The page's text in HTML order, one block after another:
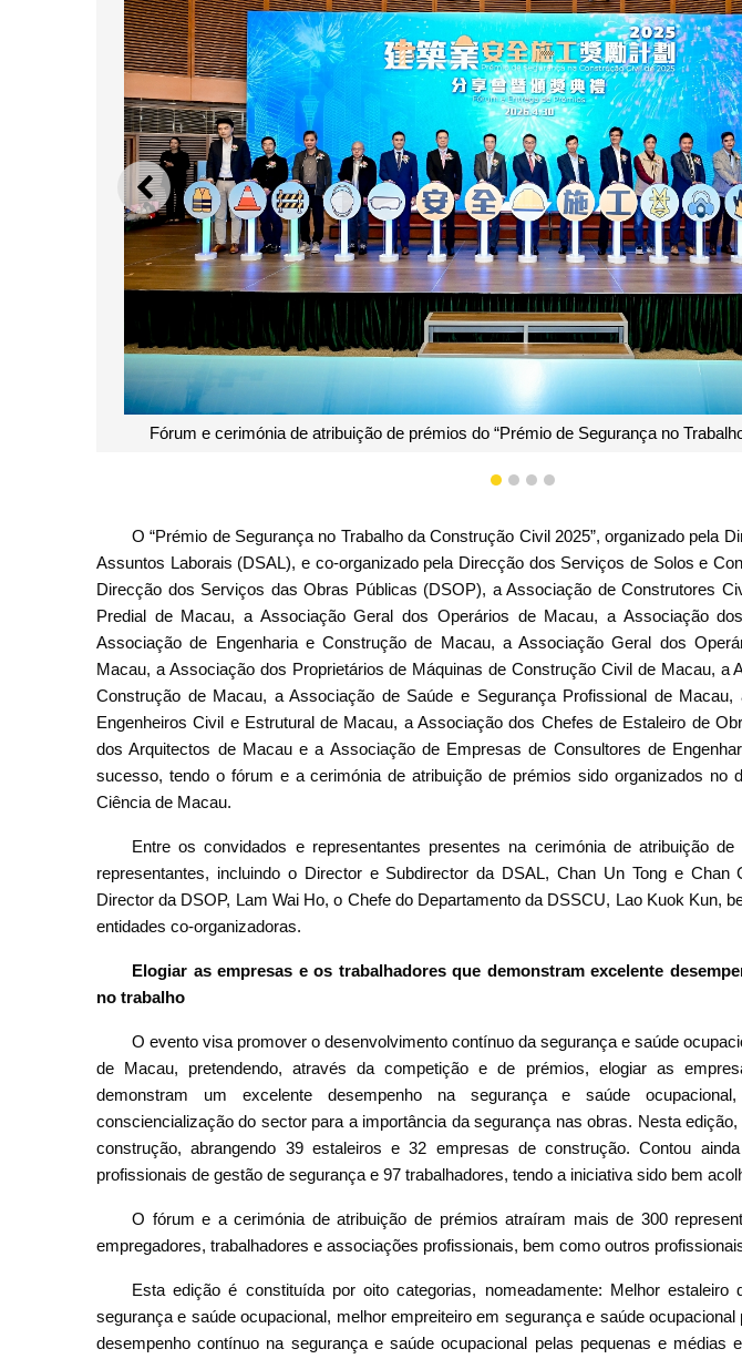
ANTERIOR
Fotografia em grupo do evento
1 2 3 4
O “Prémio de Segurança no Trabalho da Construção Civil 2025”, organizado pela
Assuntos Laborais (DSAL), e co-organizado pela Direcção dos Serviços de Solos e
Direcção dos Serviços das Obras Públicas (DSOP), a Associação de Construtores
Predial de Macau, a Associação Geral dos Operários de Macau, a Associação
Associação de Engenharia e Construção de Macau, a Associação Geral dos
Macau, a Associação dos Proprietários de Máquinas de Construção Civil de Macau, a
Construção de Macau, a Associação de Saúde e Segurança Profissional de
Engenheiros Civil e Estrutural de Macau, a Associação dos Chefes de Estaleiro de
dos Arquitectos de Macau e a Associação de Empresas de Consultores de
sucesso, tendo o fórum e a cerimónia de atribuição de prémios sido organizados no
Ciência de Macau.
Entre os convidados e representantes presentes na cerimónia de atribuição
representantes, incluindo o Director e Subdirector da DSAL, Chan Un Tong e Chan
Director da DSOP, Lam Wai Ho, o Chefe do Departamento da DSSCU, Lao Kuok Kun,
entidades co-organizadoras.
Elogiar as empresas e os trabalhadores que demonstram excelente
no trabalho
O evento visa promover o desenvolvimento contínuo da segurança e saúde
de Macau, pretendendo, através da competição e de prémios, elogiar as
demonstram um excelente desempenho na segurança e saúde
consciencialização do sector para a importância da segurança nas obras. Nesta
construção, abrangendo 39 estaleiros e 32 empresas de construção. Contou
profissionais de gestão de segurança e 97 trabalhadores, tendo a iniciativa sido bem
O fórum e a cerimónia de atribuição de prémios atraíram mais de 300
empregadores, trabalhadores e associações profissionais, bem como outros
Esta edição é constituída por oito categorias, nomeadamente: Melhor
segurança e saúde ocupacional, melhor empreiteiro em segurança e saúde
desempenho contínuo na segurança e saúde ocupacional pelas pequenas e médias